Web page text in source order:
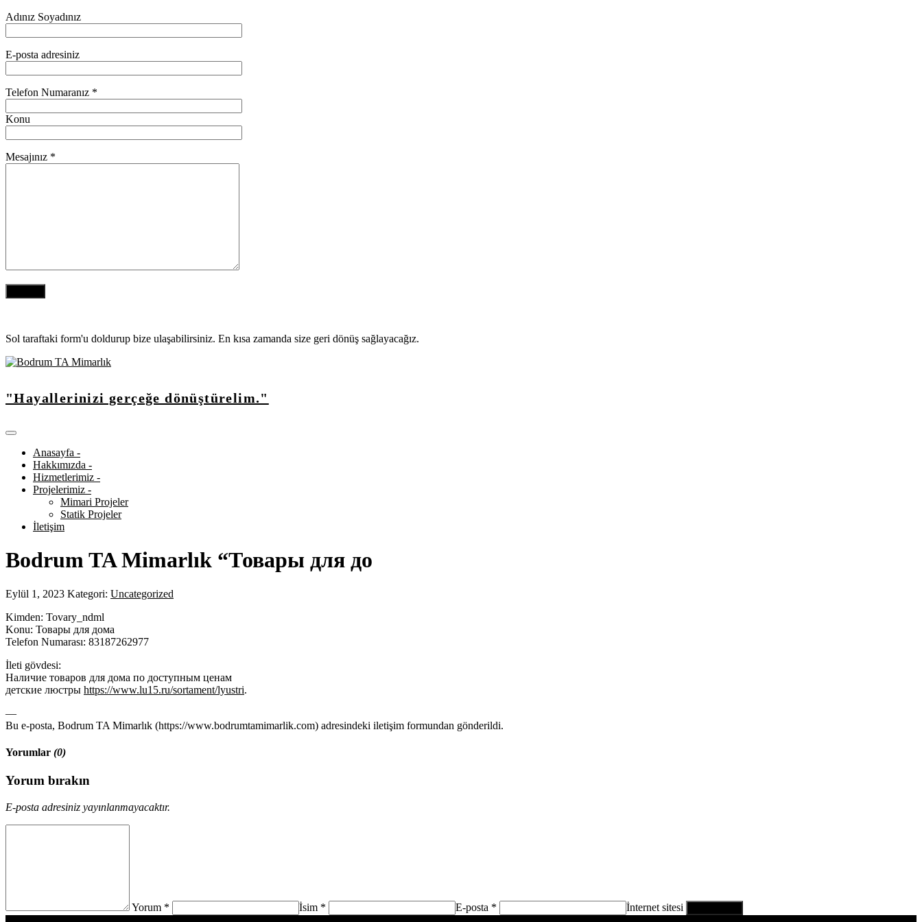
Adınız Soyadınız
E-posta adresiniz
Telefon Numaranız *
Konu
Mesajınız *
Sol taraftaki form'u doldurup bize ulaşabilirsiniz. En kısa zamanda size geri dönüş sağlayacağız.
"Hayallerinizi gerçeğe dönüştürelim."
Anasayfa -
Hakkımızda -
Hizmetlerimiz -
Projelerimiz -
Mimari Projeler
Statik Projeler
İletişim
Bodrum TA Mimarlık “Товары для до
Eylül 1, 2023 Kategori: Uncategorized
Kimden: Tovary_ndml
Konu: Товары для дома
Telefon Numarası: 83187262977
İleti gövdesi:
Наличие товаров для дома по доступным ценам
детские люстры https://www.lu15.ru/sortament/lyustri.
—
Bu e-posta, Bodrum TA Mimarlık (https://www.bodrumtamimarlik.com) adresindeki iletişim formundan gönderildi.
Yorumlar (0)
Yorum bırakın
E-posta adresiniz yayınlanmayacaktır.
Yorum * İsim * E-posta * İnternet sitesi